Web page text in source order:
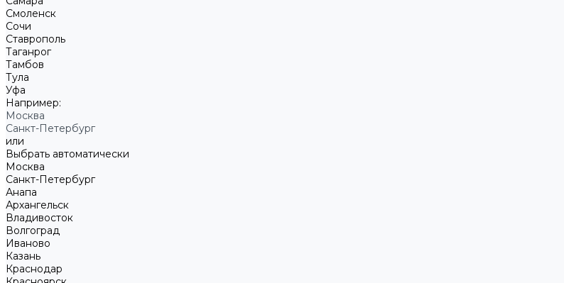
Смоленск
Сочи
Ставрополь
Таганрог
Тамбов
Тула
Уфа
Например:
Москва
Санкт-Петербург
или
Выбрать автоматически
Москва
Санкт-Петербург
Анапа
Архангельск
Владивосток
Волгоград
Иваново
Казань
Краснодар